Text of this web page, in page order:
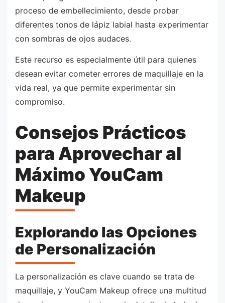
proceso de embellecimiento, desde probar
diferentes tonos de lápiz labial hasta experimentar
con sombras de ojos audaces.
Este recurso es especialmente útil para quienes
desean evitar cometer errores de maquillaje en la
vida real, ya que permite experimentar sin
compromiso.
Consejos Prácticos
para Aprovechar al
Máximo YouCam
Makeup
Explorando las Opciones
de Personalización
La personalización es clave cuando se trata de
maquillaje, y YouCam Makeup ofrece una multitud